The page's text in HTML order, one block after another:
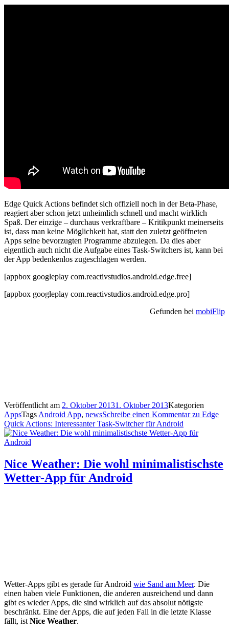
Edge Quick Actions befindet sich offiziell noch in der Beta-Phase,
reagiert aber schon jetzt unheimlich schnell und macht wirklich
Spaß. Der einzige – durchaus verkraftbare – Kritikpunkt meinerseits
ist, dass man keine Möglichkeit hat, statt den zuletzt geöffneten
Apps seine bevorzugten Programme abzulegen. Da dies aber
eigentlich auch nicht die Aufgabe eines Task-Switchers ist, kann bei
der App bedenkenlos zugeschlagen werden.
[appbox googleplay com.reactivstudios.android.edge.free]
[appbox googleplay com.reactivstudios.android.edge.pro]
Gefunden bei mobiFlip
Veröffentlicht am 2. Oktober 20131. Oktober 2013Kategorien
AppsTags Android App, newsSchreibe einen Kommentarzu Edge
Quick Actions: Interessanter Task-Switcher für Android
Nice Weather: Die wohl minimalistischste
Wetter-App für Android
Wetter-Apps gibt es gerade für Android wie Sand am Meer. Die
einen haben viele Funktionen, die anderen ausreichend und dann
gibt es wieder Apps, die sind wirklich auf das absolut nötigste
beschränkt. Eine der Apps, die auf jeden Fall in die letzte Klasse
fällt, ist Nice Weather.